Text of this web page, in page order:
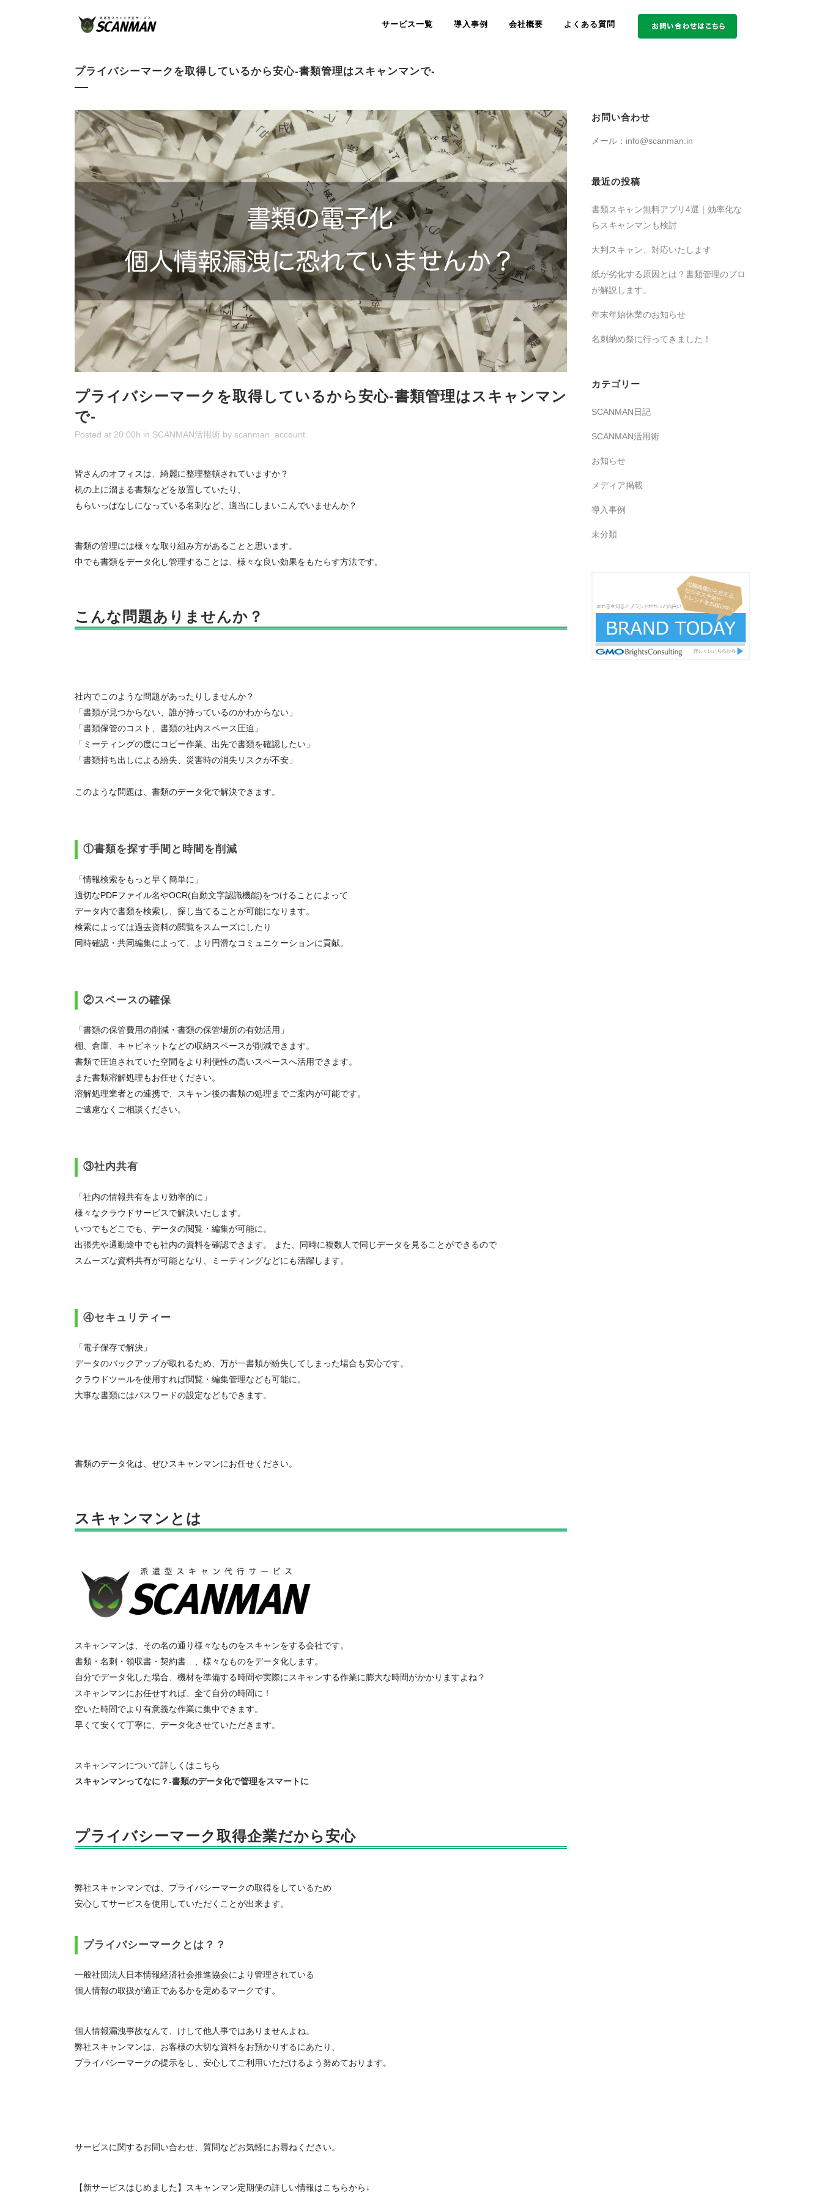
サービス一覧 導入事例 会社概要 よくある質問
プライバシーマークを取得しているから安心-書類管理はスキャンマンで-
プライバシーマークを取得しているから安心-書類管理はスキャンマン
で-
Posted at 20:00h in SCANMAN活用術 by scanman_account
皆さんのオフィスは、綺麗に整理整頓されていますか？
机の上に溜まる書類などを放置していたり、
もらいっぱなしになっている名刺など、適当にしまいこんでいませんか？
書類の管理には様々な取り組み方があることと思います。
中でも書類をデータ化し管理することは、様々な良い効果をもたらす方法です。
こんな問題ありませんか？
社内でこのような問題があったりしませんか？
「書類が見つからない、誰が持っているのかわからない」
「書類保管のコスト、書類の社内スペース圧迫」
「ミーティングの度にコピー作業、出先で書類を確認したい」
「書類持ち出しによる紛失、災害時の消失リスクが不安」
このような問題は、書類のデータ化で解決できます。
①書類を探す手間と時間を削減
「情報検索をもっと早く簡単に」
適切なPDFファイル名やOCR(自動文字認識機能)をつけることによって
データ内で書類を検索し、探し当てることが可能になります。
検索によっては過去資料の閲覧をスムーズにしたり
同時確認・共同編集によって、より円滑なコミュニケーションに貢献。
②スペースの確保
「書類の保管費用の削減・書類の保管場所の有効活用」
棚、倉庫、キャビネットなどの収納スペースが削減できます。
書類で圧迫されていた空間をより利便性の高いスペースへ活用できます。
また書類溶解処理もお任せください。
溶解処理業者との連携で、スキャン後の書類の処理までご案内が可能です。
ご遠慮なくご相談ください。
③社内共有
「社内の情報共有をより効率的に」
様々なクラウドサービスで解決いたします。
いつでもどこでも、データの閲覧・編集が可能に。
出張先や通勤途中でも社内の資料を確認できます。 また、同時に複数人で同じデータを見ることができるので
スムーズな資料共有が可能となり、ミーティングなどにも活躍します。
④セキュリティー
「電子保存で解決」
データのバックアップが取れるため、万が一書類が紛失してしまった場合も安心です。
クラウドツールを使用すれば閲覧・編集管理なども可能に。
大事な書類にはパスワードの設定などもできます。
書類のデータ化は、ぜひスキャンマンにお任せください。
スキャンマンとは
スキャンマンは、その名の通り様々なものをスキャンをする会社です。
書類・名刺・領収書・契約書…、様々なものをデータ化します。
自分でデータ化した場合、機材を準備する時間や実際にスキャンする作業に膨大な時間がかかりますよね？
スキャンマンにお任せすれば、全て自分の時間に！
空いた時間でより有意義な作業に集中できます。
早くて安くて丁寧に、データ化させていただきます。
スキャンマンについて詳しくはこちら
スキャンマンってなに？-書類のデータ化で管理をスマートに
プライバシーマーク取得企業だから安心
弊社スキャンマンでは、プライバシーマークの取得をしているため
安心してサービスを使用していただくことが出来ます。
プライバシーマークとは？？
一般社団法人日本情報経済社会推進協会により管理されている
個人情報の取扱が適正であるかを定めるマークです。
個人情報漏洩事故なんて、けして他人事ではありませんよね。
弊社スキャンマンは、お客様の大切な資料をお預かりするにあたり、
プライバシーマークの提示をし、安心してご利用いただけるよう努めております。
サービスに関するお問い合わせ、質問などお気軽にお尋ねください。
【新サービスはじめました】スキャンマン定期便の詳しい情報はこちらから↓
お問い合わせ
メール：info@scanman.in
最近の投稿
書類スキャン無料アプリ4選｜効率化な
らスキャンマンも検討
大判スキャン、対応いたします
紙が劣化する原因とは？書類管理のプロ
が解説します。
年末年始休業のお知らせ
名刺納め祭に行ってきました！
カテゴリー
SCANMAN日記
SCANMAN活用術
お知らせ
メディア掲載
導入事例
未分類